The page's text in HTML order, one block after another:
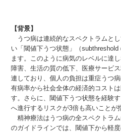
【背景】
うつ病は連続的なスペクトラムと
い「閾値下うつ状態」（
ます。このように病気のレベルに達
障害、生活の質の低下、医療サービ
連しており、個人の負担は重症うつ
有病率から社会全体の経済的コスト
す。さらに、閾値下うつ状態を経験
へ進行するリスクが3倍も高いことが
精神療法はうつ病の全スペクトラ
のガイドラインでは、閾値下から軽